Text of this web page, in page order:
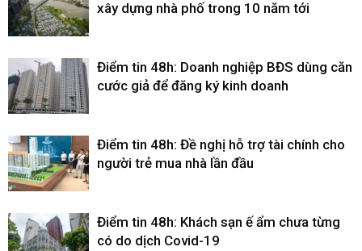
xây dựng nhà phố trong 10 năm tới
Điểm tin 48h: Doanh nghiệp BĐS dùng căn
cước giả để đăng ký kinh doanh
Điểm tin 48h: Đề nghị hỗ trợ tài chính cho
người trẻ mua nhà lần đầu
Điểm tin 48h: Khách sạn ế ẩm chưa từng
có do dịch Covid-19